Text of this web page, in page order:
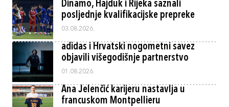
Dinamo, Hajduk i Rijeka saznali
posljednje kvalifikacijske prepreke
03.08.2026.
adidas i Hrvatski nogometni savez
objavili višegodišnje partnerstvo
01.08.2026.
Ana Jelenčić karijeru nastavlja u
francuskom Montpellieru